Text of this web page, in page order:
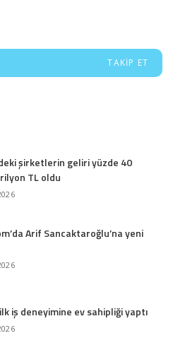
TAKIP ET
şirketlerin geliri yüzde 40
TL oldu
Arif Sancaktaroğlu’na yeni
iş deneyimine ev sahipliği yaptı